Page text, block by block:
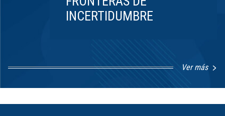
INCERTIDUMBRE
Ver más
1
8